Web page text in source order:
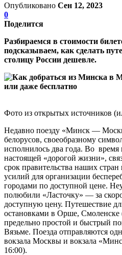
Опубликовано Сен 12, 2023
0
Поделится
Разбираемся в стоимости
подсказываем, как сделать
столицу России дешевле.
Фото из открытых источников
Недавно поезду «Минск —
белорусов, своеобразному
исполнилось два года. Во время
настоящей «дорогой жизни»,
срок правительства наших
усилий для организации
городами по доступной цене.
полюбили «Ласточку» — за
доступную цену. Путешествие
остановками в Орше, Смоленске
предельно простой и быстрый
Вязьме. Поезда отправляются
вокзала Москвы и вокзала
16:00).